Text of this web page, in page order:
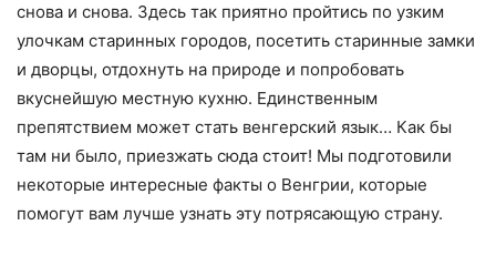
снова и снова. Здесь так приятно пройтись по узким
улочкам старинных городов, посетить старинные замки
и дворцы, отдохнуть на природе и попробовать
вкуснейшую местную кухню. Единственным
препятствием может стать венгерский язык… Как бы
там ни было, приезжать сюда стоит! Мы подготовили
некоторые интересные факты о Венгрии, которые
помогут вам лучше узнать эту потрясающую страну.